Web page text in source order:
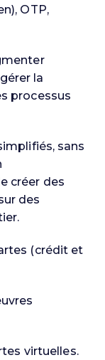
OTP,
la
processus
sans
créer des
des
(crédit et
virtuelles.